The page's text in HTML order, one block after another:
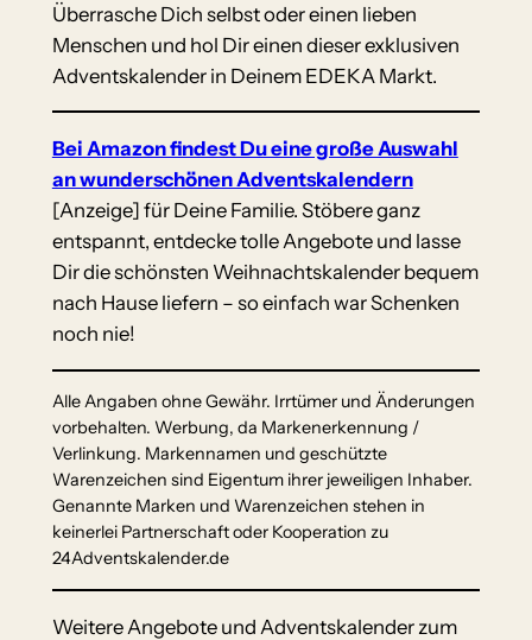
Überrasche Dich selbst oder einen lieben
Menschen und hol Dir einen dieser exklusiven
Adventskalender in Deinem EDEKA Markt.
Bei Amazon findest Du eine große Auswahl
an wunderschönen Adventskalendern
[Anzeige] für Deine Familie. Stöbere ganz
entspannt, entdecke tolle Angebote und lasse
Dir die schönsten Weihnachtskalender bequem
nach Hause liefern – so einfach war Schenken
noch nie!
Alle Angaben ohne Gewähr. Irrtümer und Änderungen
vorbehalten. Werbung, da Markenerkennung /
Verlinkung. Markennamen und geschützte
Warenzeichen sind Eigentum ihrer jeweiligen Inhaber.
Genannte Marken und Warenzeichen stehen in
keinerlei Partnerschaft oder Kooperation zu
24Adventskalender.de
Weitere Angebote und Adventskalender zum